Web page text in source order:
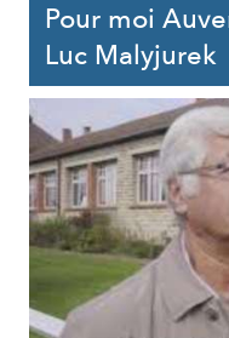
Pour moi
Luc Malyjurek